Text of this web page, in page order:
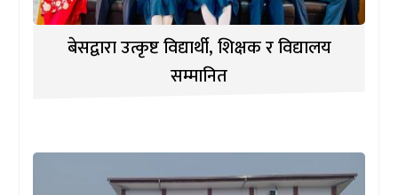
बेसद्वारा उत्कृष्ट विद्यार्थी, शिक्षक र विद्यालय
सम्मानित